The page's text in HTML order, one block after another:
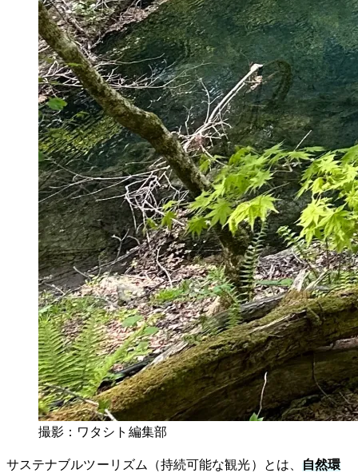
撮影：ワタシト編集部
サステナブルツーリズム（持続可能な観光）とは、 自然環